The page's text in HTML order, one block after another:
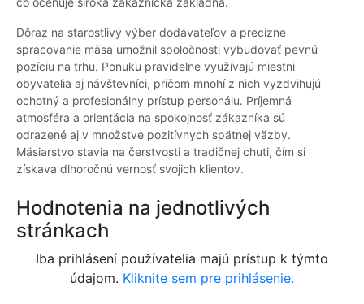
Dôraz na starostlivý výber dodávateľov a precízne
spracovanie mäsa umožnil spoločnosti vybudovať pevnú
pozíciu na trhu. Ponuku pravidelne využívajú miestni
obyvatelia aj návštevníci, pričom mnohí z nich vyzdvihujú
ochotný a profesionálny prístup personálu. Príjemná
atmosféra a orientácia na spokojnosť zákazníka sú
odrazené aj v množstve pozitívnych spätnej väzby.
Mäsiarstvo stavia na čerstvosti a tradičnej chuti, čím si
získava dlhoročnú vernosť svojich klientov.
Hodnotenia na jednotlivých
stránkach
Iba prihlásení používatelia majú prístup k týmto
údajom. Kliknite sem pre prihlásenie.